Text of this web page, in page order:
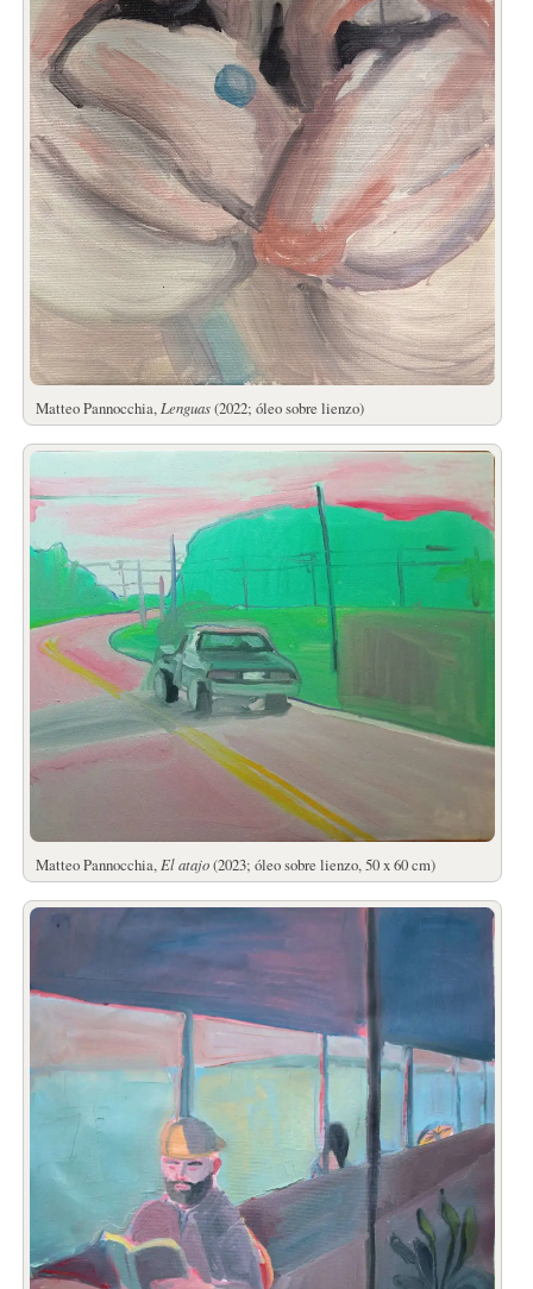
Matteo Pannocchia, Lenguas(2022; óleo sobre lienzo)
Matteo Pannocchia, El atajo(2023; óleo sobre lienzo, 50 x 60 cm)